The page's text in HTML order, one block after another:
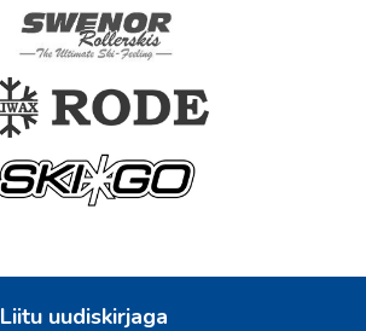
Liitu uudiskirjaga